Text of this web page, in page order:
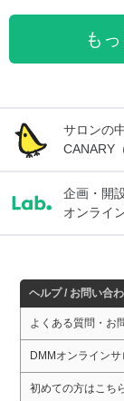
も
サロンの
CANARY
企画・開
オンライ
ヘルプ / お問い合
よくある質問・お
DMMオンライン
初めての方はこち